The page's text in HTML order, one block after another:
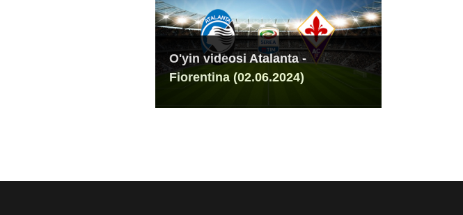
O'yin videosi Atalanta -
Fiorentina (02.06.2024)